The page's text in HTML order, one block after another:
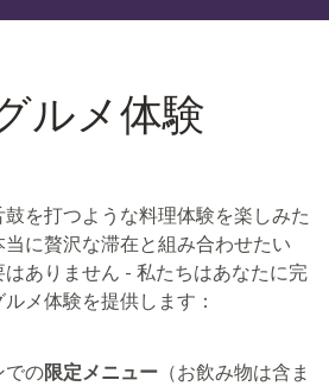
ルメ体験
を打つような料理体験を楽しみた
に贅沢な滞在と組み合わせたい
ありません - 私たちはあなたに完
メ体験を提供します：
での限定メニュー （お飲み物は含ま